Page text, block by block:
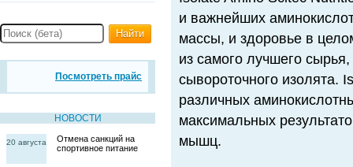
Найти
Посмотреть прайс
НОВОСТИ
20 августа
Отмена санкций на
спортивное питание
и важнейших
массы, и здоровье в
из самого лучшего
сывороточного изолята.
различных
максимальных
мышц.